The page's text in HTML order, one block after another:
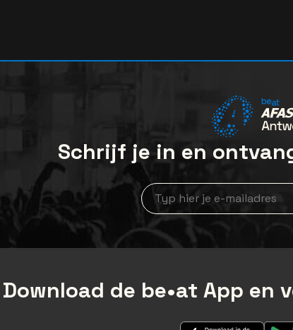
Schrijf je in en
Nieuwsbrief aanmelding
Download de be•at App en